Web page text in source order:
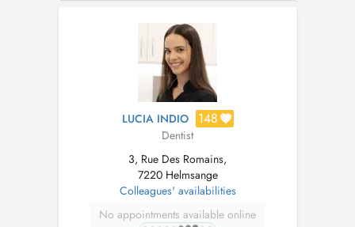
planification, la fabrication et la...
LUCIA INDIO 148
Dentist
3, Rue Des Romains,
7220 Helmsange
Colleagues' availabilities
No appointments available online